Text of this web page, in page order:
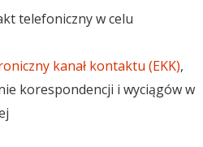
telefoniczny w celu
kanał kontaktu (EKK),
korespondencji i wyciągów w